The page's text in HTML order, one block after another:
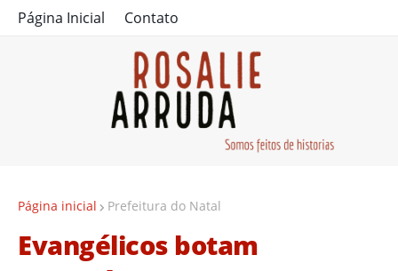
Página Inicial Contato
Página inicial Prefeitura do Natal
Evangélicos botam